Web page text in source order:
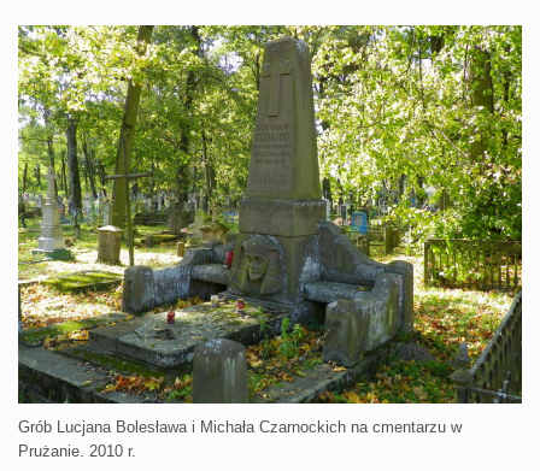
Grób Lucjana Bolesława i Michała Czarnockich na cmentarzu w
Prużanie. 2010 r.